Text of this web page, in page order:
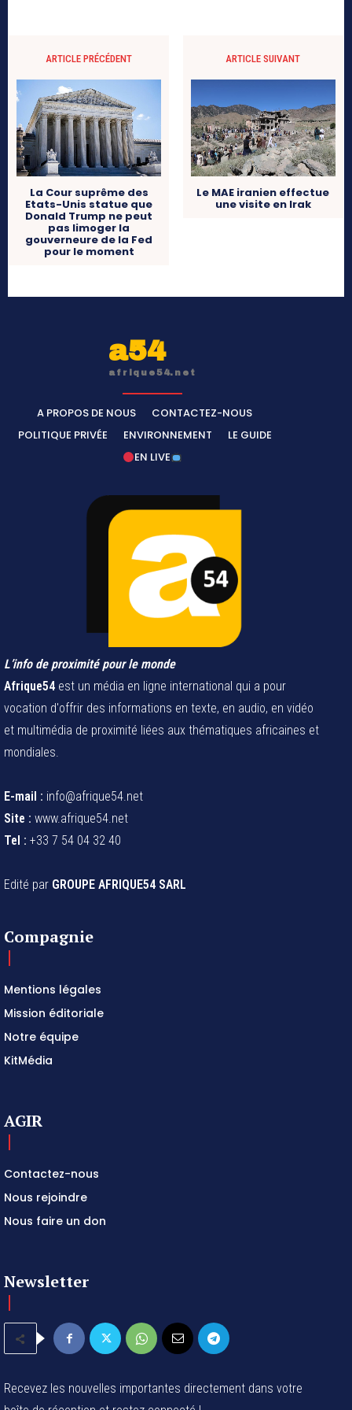
ARTICLE PRÉCÉDENT
La Cour suprême des
Etats-Unis statue que
Donald Trump ne peut
pas limoger la
gouverneure de la Fed
pour le moment
ARTICLE SUIVANT
Le MAE iranien effectue
une visite en Irak
a54
afrique54.net
A PROPOS DE NOUS
CONTACTEZ-NOUS
POLITIQUE PRIVÉE
ENVIRONNEMENT
LE GUIDE
EN LIVE
L’info de proximité pour le monde
Afrique54 est un média en ligne international qui a pour
vocation d'offrir des informations en texte, en audio, en vidéo
et multimédia de proximité liées aux thématiques africaines et
mondiales.
E-mail : info@afrique54.net
Site : www.afrique54.net
Tel : +33 7 54 04 32 40
Edité par GROUPE AFRIQUE54 SARL
Compagnie
Mentions légales
Mission éditoriale
Notre équipe
KitMédia
AGIR
Contactez-nous
Nous rejoindre
Nous faire un don
Newsletter
Recevez les nouvelles importantes directement dans votre